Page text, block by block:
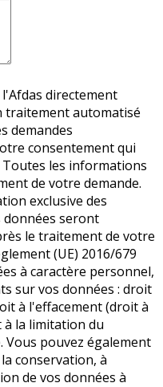
directement
traitement automatisé
demandes
consentement qui
les informations
de votre demande.
exclusive des
données seront
le traitement de votre
(UE) 2016/679
à caractère personnel,
sur vos données : droit
à l'effacement (droit à
la limitation du
pouvez également
conservation, à
de vos données à